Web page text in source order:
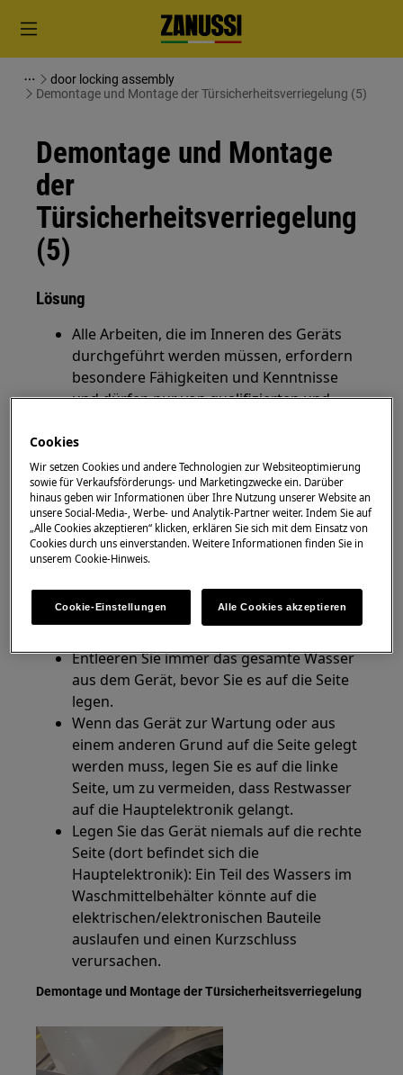
door locking assembly
Demontage und Montage der Türsicherheitsverriegelung (5)
Demontage und Montage
der
Türsicherheitsverriegelung
(5)
Lösung
Alle Arbeiten, die im Inneren des Geräts
durchgeführt werden müssen, erfordern
besondere Fähigkeiten und Kenntnisse
und dürfen nur von qualifizierten und
durchgeführt werden
Diese Baureihe ist nicht mit einem
EIN/AUS-Schalter ausgestattet.
Bevor Sie das Gerät öffnen, ziehen Sie den
Stecker aus der Steckdose, um die
Stromversorgung zu unterbrechen.
können Verletzungen verursachen, tragen
Sie daher einen geeigneten Schutz und
Entleeren Sie immer das gesamte Wasser
aus dem Gerät, bevor Sie es auf die Seite
legen.
Wenn das Gerät zur Wartung oder aus
einem anderen Grund auf die Seite gelegt
werden muss, legen Sie es auf die linke
Seite, um zu vermeiden, dass Restwasser
auf die Hauptelektronik gelangt.
Legen Sie das Gerät niemals auf die rechte
Seite (dort befindet sich die
Hauptelektronik): Ein Teil des Wassers im
Waschmittelbehälter könnte auf die
elektrischen/elektronischen Bauteile
auslaufen und einen Kurzschluss
verursachen.
Demontage und Montage der Türsicherheitsverriegelung
Cookies
Wir setzen Cookies und andere Technologien zur Websiteoptimierung
sowie für Verkaufsförderungs- und Marketingzwecke ein. Darüber
hinaus geben wir Informationen über Ihre Nutzung unserer Website an
unsere Social-Media-, Werbe- und Analytik-Partner weiter. Indem Sie auf
„Alle Cookies akzeptieren“ klicken, erklären Sie sich mit dem Einsatz von
Cookies durch uns einverstanden. Weitere Informationen finden Sie in
unserem Cookie-Hinweis.
Cookie-Einstellungen Alle Cookies akzeptieren